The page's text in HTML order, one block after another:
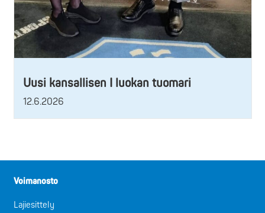
Uusi kansallisen I luokan tuomari
12.6.2026
Voimanosto
Lajiesittely